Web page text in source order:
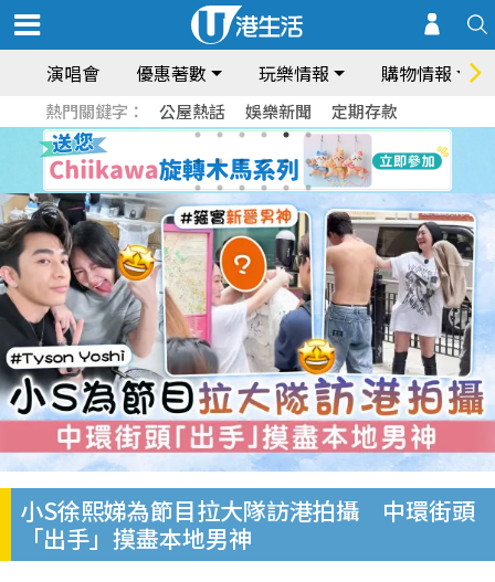
演唱會 優惠著數 玩樂情報 購物情報
熱門關鍵字： 公屋熱話 娛樂新聞 定期存款
小S徐熙娣為節目拉大隊訪港拍攝 中環街頭
「出手」摸盡本地男神